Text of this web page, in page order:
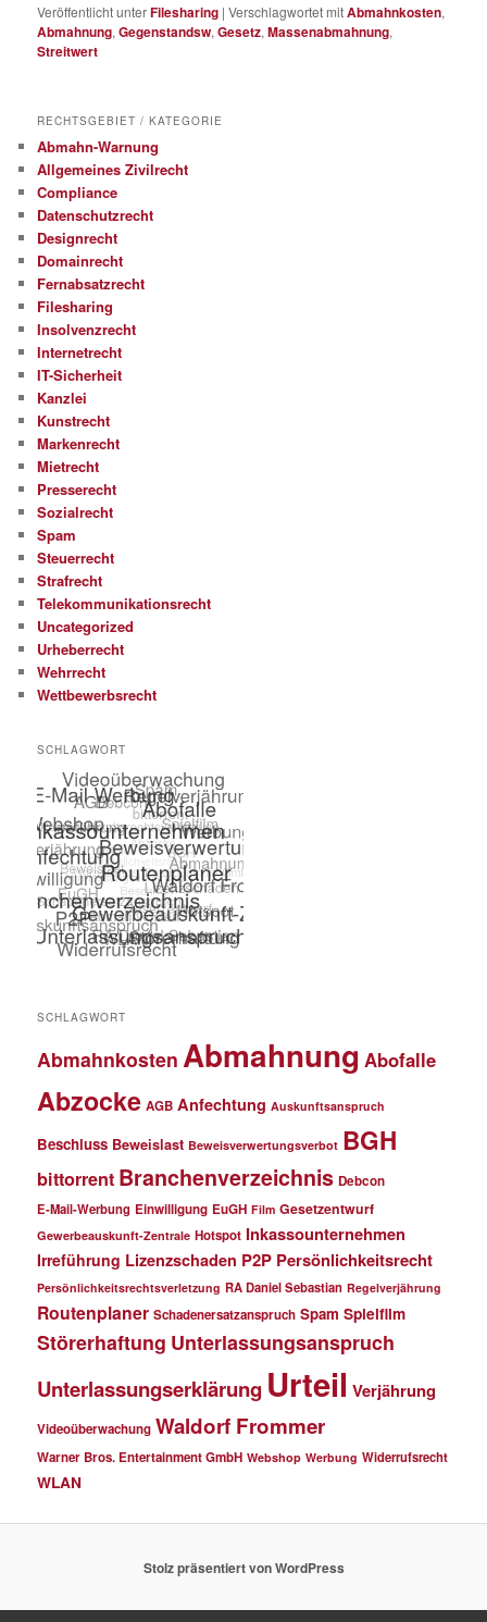
Veröffentlicht unterFilesharing |Verschlagwortet mitAbmahnkosten,
Abmahnung,Gegenstandsw,Gesetz,Massenabmahnung,
Streitwert
RECHTSGEBIET / KATEGORIE
Abmahn-Warnung
Allgemeines Zivilrecht
Compliance
Datenschutzrecht
Designrecht
Domainrecht
Fernabsatzrecht
Filesharing
Insolvenzrecht
Internetrecht
IT-Sicherheit
Kanzlei
Kunstrecht
Markenrecht
Mietrecht
Presserecht
Sozialrecht
Spam
Steuerrecht
Strafrecht
Telekommunikationsrecht
Uncategorized
Urheberrecht
Wehrrecht
Wettbewerbsrecht
SCHLAGWORT
SCHLAGWORT
Abmahnkosten Abmahnung Abofalle
Abzocke AGB Anfechtung Auskunftsanspruch
Beschluss Beweislast Beweisverwertungsverbot BGH
bittorrent Branchenverzeichnis Debcon
E-Mail-Werbung Einwilligung EuGH Film Gesetzentwurf
Gewerbeauskunft-Zentrale Hotspot Inkassounternehmen
Irreführung Lizenzschaden P2P Persönlichkeitsrecht
Persönlichkeitsrechtsverletzung RA Daniel Sebastian Regelverjährung
Routenplaner Schadenersatzanspruch Spam Spielfilm
Störerhaftung Unterlassungsanspruch
Unterlassungserklärung Urteil Verjährung
Videoüberwachung Waldorf Frommer
Warner Bros. Entertainment GmbH Webshop Werbung Widerrufsrecht
WLAN
Stolz präsentiert von WordPress